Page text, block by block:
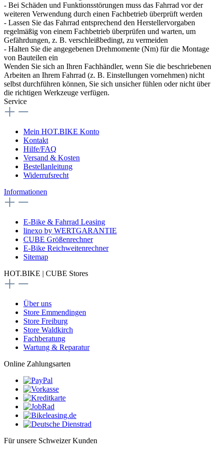
- Bei Schäden und Funktionsstörungen muss das Fahrrad vor der
weiteren Verwendung durch einen Fachbetrieb überprüft werden
- Lassen Sie das Fahrrad entsprechend den Herstellervorgaben
regelmäßig von einem Fachbetrieb überprüfen und warten, um
Gefährdungen, z. B. verschleißbedingt, zu vermeiden
- Halten Sie die angegebenen Drehmomente (Nm) für die Montage
von Bauteilen ein
Wenden Sie sich an Ihren Fachhändler, wenn Sie die beschriebenen
Arbeiten an Ihrem Fahrrad (z. B. Einstellungen vornehmen) nicht
selbst durchführen können, Sie sich unsicher fühlen oder nicht über
die richtigen Werkzeuge verfügen.
Service
Mein HOT.BIKE Konto
Kontakt
Hilfe/FAQ
Versand & Kosten
Bestellanleitung
Widerrufsrecht
Informationen
E-Bike & Fahrrad Leasing
linexo by WERTGARANTIE
CUBE Größenrechner
E-Bike Reichweitenrechner
Sitemap
HOT.BIKE | CUBE Stores
Über uns
Store Emmendingen
Store Freiburg
Store Waldkirch
Fachberatung
Wartung & Reparatur
Online Zahlungsarten
Für unsere Schweizer Kunden